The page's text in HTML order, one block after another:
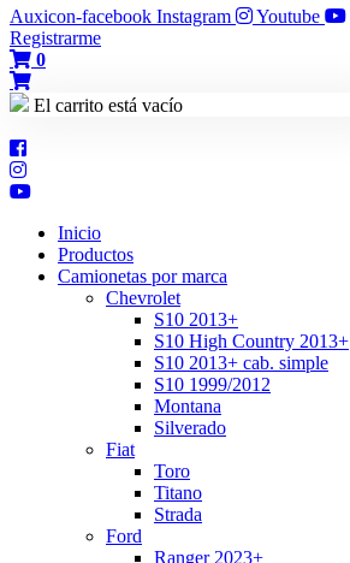
Auxicon-facebook Instagram
Youtube
Registrarme
0
El carrito está vacío
Inicio
Productos
Camionetas por marca
Chevrolet
S10 2013+
S10 High Country 2013+
S10 2013+ cab. simple
S10 1999/2012
Montana
Silverado
Fiat
Toro
Titano
Strada
Ford
Ranger 2023+